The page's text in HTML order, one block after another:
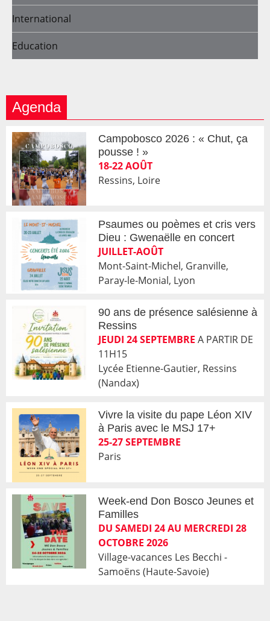
International
Education
Agenda
Campobosco 2026 : « Chut, ça
pousse ! »
18-22 AOÛT
Ressins, Loire
Psaumes ou poèmes et cris vers
Dieu : Gwenaëlle en concert
JUILLET-AOÛT
Mont-Saint-Michel, Granville,
Paray-le-Monial, Lyon
90 ans de présence salésienne à
Ressins
JEUDI 24 SEPTEMBRE A PARTIR DE
11H15
Lycée Etienne-Gautier, Ressins
(Nandax)
Vivre la visite du pape Léon XIV
à Paris avec le MSJ 17+
25-27 SEPTEMBRE
Paris
Week-end Don Bosco Jeunes et
Familles
DU SAMEDI 24 AU MERCREDI 28
OCTOBRE 2026
Village-vacances Les Becchi -
Samoëns (Haute-Savoie)